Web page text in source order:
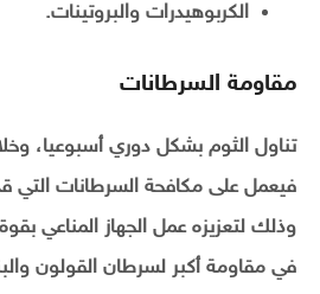
الكربوهيدرات والبروتينات.
مقاومة السرطانات
تناول الثوم بشكل دوري أسبوعيا،
فيعمل على مكافحة السرطانات
وذلك لتعزيزه عمل الجهاز المناعي
في مقاومة أكبر لسرطان القولون